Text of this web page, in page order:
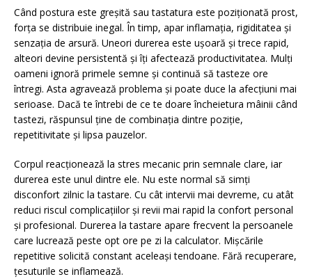
Când postura este greșită sau tastatura este poziționată prost,
forța se distribuie inegal. În timp, apar inflamația, rigiditatea și
senzația de arsură. Uneori durerea este ușoară și trece rapid,
alteori devine persistentă și îți afectează productivitatea. Mulți
oameni ignoră primele semne și continuă să tasteze ore
întregi. Asta agravează problema și poate duce la afecțiuni mai
serioase. Dacă te întrebi de ce te doare încheietura mâinii când
tastezi, răspunsul ține de combinația dintre poziție,
repetitivitate și lipsa pauzelor.
Corpul reacționează la stres mecanic prin semnale clare, iar
durerea este unul dintre ele. Nu este normal să simți
disconfort zilnic la tastare. Cu cât intervii mai devreme, cu atât
reduci riscul complicațiilor și revii mai rapid la confort personal
și profesional. Durerea la tastare apare frecvent la persoanele
care lucrează peste opt ore pe zi la calculator. Mișcările
repetitive solicită constant aceleași tendoane. Fără recuperare,
țesuturile se inflamează.